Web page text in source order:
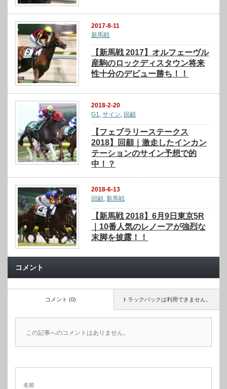
2017-8-11
新馬戦
【新馬戦 2017】オルフェーヴル
産駒のロックディスタウン将来
性十分のデビュー勝ち！！
2018-2-20
G1,サイン, 回顧
【フェブラリーステークス
2018】回顧｜激走したインカン
テーションのサイン予想で的
中！？
2018-6-13
回顧, 新馬戦
【新馬戦 2018】6月9日東京5R
｜10番人気のレノーアが強烈な
末脚を披露！！
コメント
トラックバックは利用できません。
コメント (0)
この記事へのコメントはありません。
名前